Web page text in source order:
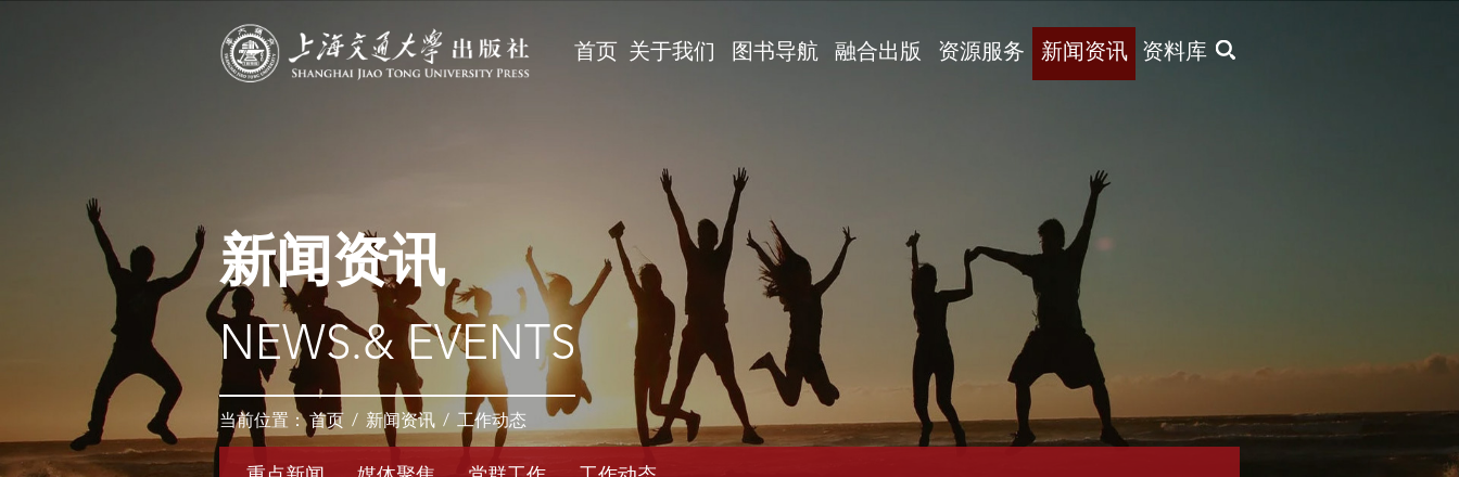
X
首页 关于我们 图书导航 融合出版 资源服务 新闻资讯 资料库
新闻资讯
NEWS.& EVENTS
当前位置：首页 / 新闻资讯 / 工作动态